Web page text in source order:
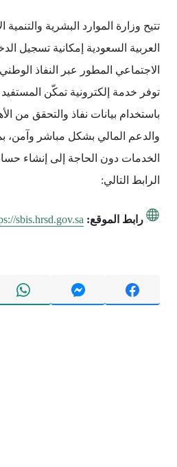
تتيح وزارة الموارد البشرية
العربية السعودية إمكانية تسجيل
الاجتماعي المطور عبر النفاذ
توفر خدمة إلكترونية تمكّن
باستخدام بيانات نفاذ والتحقق من
والدعم المالي بشكل مباشر وآمن،
الخدمات دون الحاجة إلى إنشاء
الرابط التالي:
رابط الموقع: sbis.hrsd.gov.sa